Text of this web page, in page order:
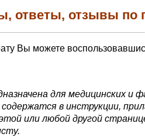
ответы, отзывы по
Вы можете
для медицинских и
в инструкции,
или любой другой